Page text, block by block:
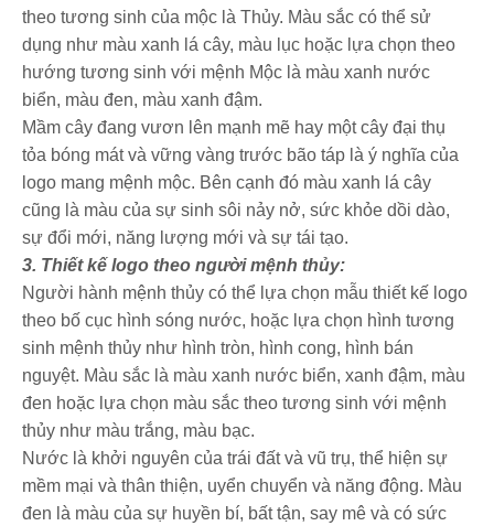
theo tương sinh của mộc là Thủy. Màu sắc có thể sử
dụng như màu xanh lá cây, màu lục hoặc lựa chọn theo
hướng tương sinh với mệnh Mộc là màu xanh nước
biển, màu đen, màu xanh đậm.
Mầm cây đang vươn lên mạnh mẽ hay một cây đại thụ
tỏa bóng mát và vững vàng trước bão táp là ý nghĩa của
logo mang mệnh mộc. Bên cạnh đó màu xanh lá cây
cũng là màu của sự sinh sôi nảy nở, sức khỏe dồi dào,
sự đổi mới, năng lượng mới và sự tái tạo.
3. Thiết kế logo theo người mệnh thủy:
Người hành mệnh thủy có thể lựa chọn mẫu thiết kế logo
theo bố cục hình sóng nước, hoặc lựa chọn hình tương
sinh mệnh thủy như hình tròn, hình cong, hình bán
nguyệt. Màu sắc là màu xanh nước biển, xanh đậm, màu
đen hoặc lựa chọn màu sắc theo tương sinh với mệnh
thủy như màu trắng, màu bạc.
Nước là khởi nguyên của trái đất và vũ trụ, thể hiện sự
mềm mại và thân thiện, uyển chuyển và năng động. Màu
đen là màu của sự huyền bí, bất tận, say mê và có sức